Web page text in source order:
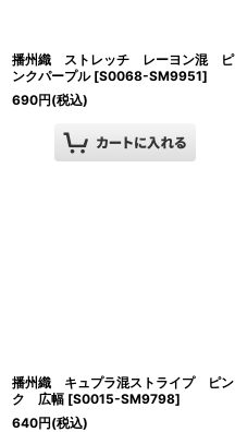
播州織 ストレッチ レーヨン混 ピ
ンクパープル [S0068-SM9951]
690円(税込)
播州織 キュプラ混ストライプ ピン
ク 広幅 [S0015-SM9798]
640円(税込)